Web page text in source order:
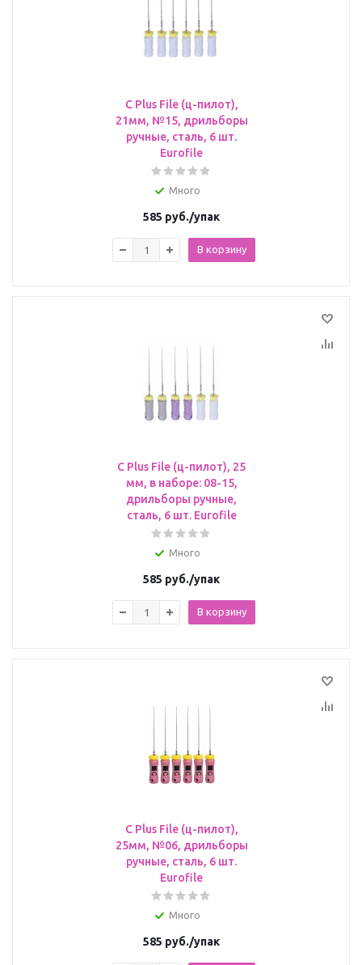
C Plus File (ц-пилот),
21мм, №15, дрильборы
ручные, сталь, 6 шт.
Eurofile
Много
585 руб./упак
В корзину
C Plus File (ц-пилот), 25
мм, в наборе: 08-15,
дрильборы ручные,
сталь, 6 шт. Eurofile
Много
585 руб./упак
В корзину
C Plus File (ц-пилот),
25мм, №06, дрильборы
ручные, сталь, 6 шт.
Eurofile
Много
585 руб./упак